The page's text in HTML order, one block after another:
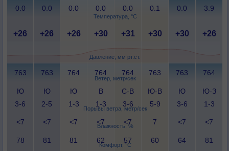
Температура, °C
Давление, мм рт.ст.
Ветер, метр/сек
Порывы ветра, метр/сек
Влажность, %
Комфорт, °C
0.0 0.0 0.0 0.0 0.0 0.1 0.0 3.9
+26 +26 +26 +30 +31 +30 +30 +26
763 763 764 764 764 763 763 764
Ю
3-6
Ю
2-5
Ю
1-3
В
1-3
С-В
3-6
Ю-В
5-9
Ю
3-6
Ю-З
1-3
<7 <7 <7 <7 <7 7 <7 <7
78 81 81 62 57 60 64 81